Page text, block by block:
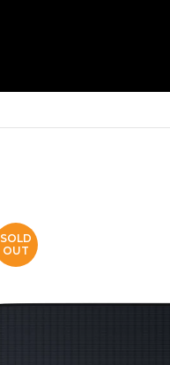
SOLD
OUT